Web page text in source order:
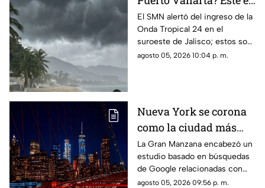
el pronóstico del clima
para este 6 de agosto
El SMN alertó del ingreso de la
Onda Tropical 24 en el
suroeste de Jalisco; estos son
los cambios en el clima
agosto 05, 2026 10:04 p. m.
Nueva York se corona
como la ciudad más
romántica de Estados
Unidos
La Gran Manzana encabezó un
estudio basado en búsquedas
de Google relacionadas con
citas, restaurantes, propuestas
agosto 05, 2026 09:56 p. m.